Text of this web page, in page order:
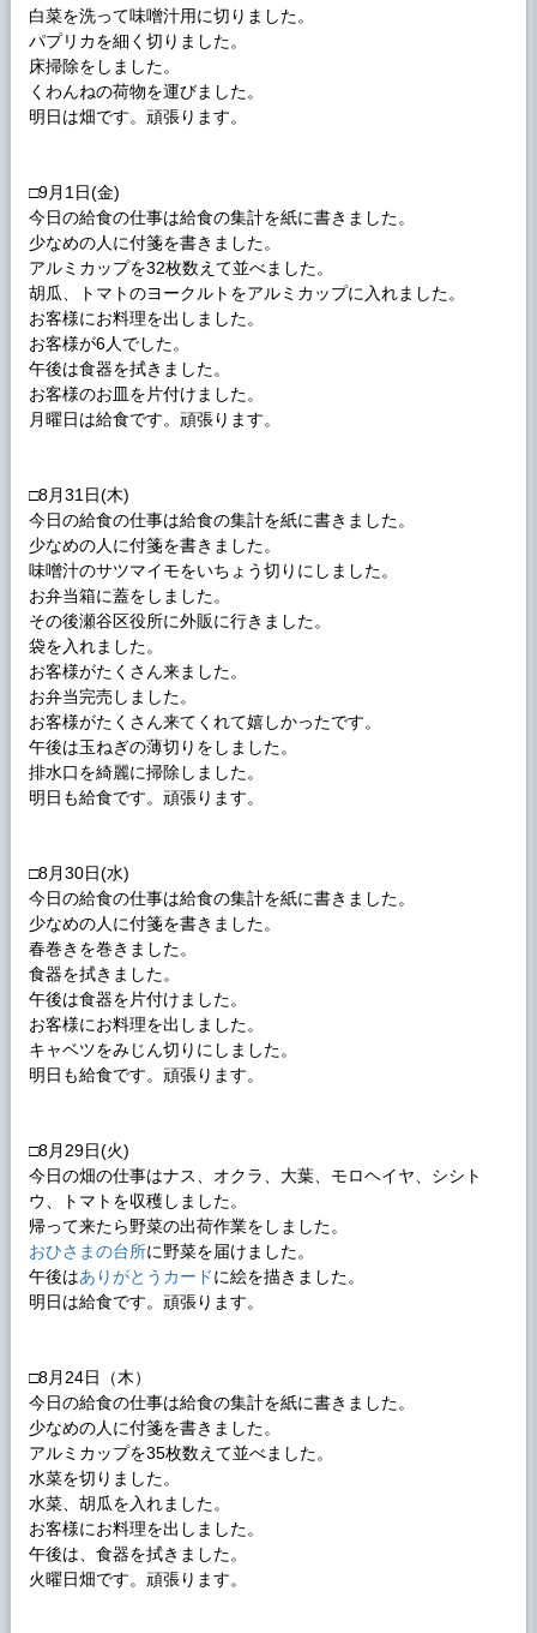
白菜を洗って味噌汁用に切りました。
パプリカを細く切りました。
床掃除をしました。
くわんねの荷物を運びました。
明日は畑です。頑張ります。
□9月1日(金)
今日の給食の仕事は給食の集計を紙に書きました。
少なめの人に付箋を書きました。
アルミカップを32枚数えて並べました。
胡瓜、トマトのヨークルトをアルミカップに入れました。
お客様にお料理を出しました。
お客様が6人でした。
午後は食器を拭きました。
お客様のお皿を片付けました。
月曜日は給食です。頑張ります。
□8月31日(木)
今日の給食の仕事は給食の集計を紙に書きました。
少なめの人に付箋を書きました。
味噌汁のサツマイモをいちょう切りにしました。
お弁当箱に蓋をしました。
その後瀬谷区役所に外販に行きました。
袋を入れました。
お客様がたくさん来ました。
お弁当完売しました。
お客様がたくさん来てくれて嬉しかったです。
午後は玉ねぎの薄切りをしました。
排水口を綺麗に掃除しました。
明日も給食です。頑張ります。
□8月30日(水)
今日の給食の仕事は給食の集計を紙に書きました。
少なめの人に付箋を書きました。
春巻きを巻きました。
食器を拭きました。
午後は食器を片付けました。
お客様にお料理を出しました。
キャベツをみじん切りにしました。
明日も給食です。頑張ります。
□8月29日(火)
今日の畑の仕事はナス、オクラ、大葉、モロヘイヤ、シシト
ウ、トマトを収穫しました。
帰って来たら野菜の出荷作業をしました。
おひさまの台所に野菜を届けました。
午後はありがとうカードに絵を描きました。
明日は給食です。頑張ります。
□8月24日（木）
今日の給食の仕事は給食の集計を紙に書きました。
少なめの人に付箋を書きました。
アルミカップを35枚数えて並べました。
水菜を切りました。
水菜、胡瓜を入れました。
お客様にお料理を出しました。
午後は、食器を拭きました。
火曜日畑です。頑張ります。